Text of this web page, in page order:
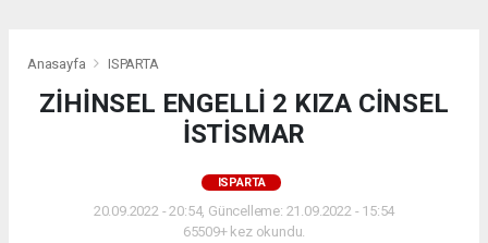
Anasayfa ISPARTA
ZİHİNSEL ENGELLİ 2 KIZA CİNSEL
İSTİSMAR
ISPARTA
20.09.2022 - 20:54, Güncelleme: 21.09.2022 - 15:54
65509+ kez okundu.